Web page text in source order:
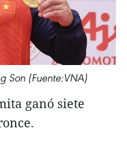
Son (Fuente:VNA)
ganó siete